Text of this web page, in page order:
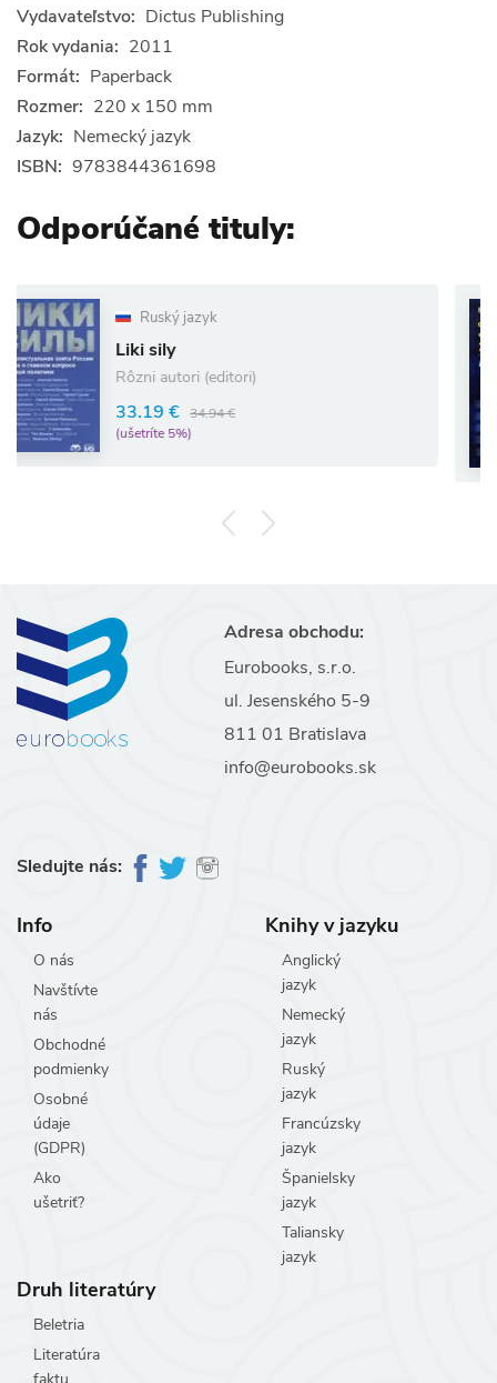
Vydavateľstvo: Dictus Publishing
Rok vydania: 2011
Formát: Paperback
Rozmer: 220 x 150 mm
Jazyk: Nemecký jazyk
ISBN: 9783844361698
Odporúčané tituly:
Ruský jazyk
sily
autori (editori)
€ 34.94 €
5%)
gg
Adresa obchodu:
Eurobooks, s.r.o.
ul. Jesenského 5-9
811 01 Bratislava
info@eurobooks.sk
Sledujte nás:
Info
O nás
Navštívte
nás
Obchodné
podmienky
Osobné
údaje
(GDPR)
Ako
ušetriť?
Knihy v jazyku
Anglický
jazyk
Nemecký
jazyk
Ruský
jazyk
Francúzsky
jazyk
Španielsky
jazyk
Taliansky
jazyk
Druh literatúry
Beletria
Literatúra
faktu